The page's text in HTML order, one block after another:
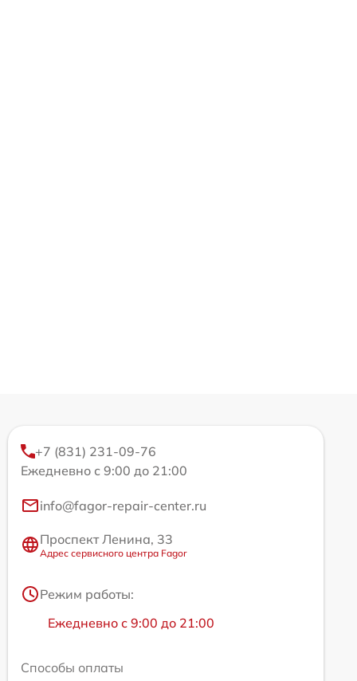
+7 (831) 231-09-76
Ежедневно с 9:00 до 21:00
info@fagor-repair-center.ru
Проспект Ленина, 33
Адрес сервисного центра Fagor
Режим работы:
Ежедневно с 9:00 до 21:00
Способы оплаты